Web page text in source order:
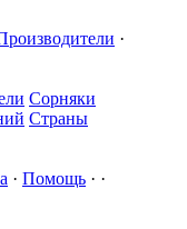
·
Сорняки
Страны
· Помощь · ·